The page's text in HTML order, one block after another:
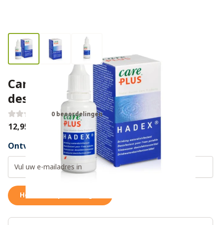
Care Plus hadex drinkwater
desinfectiemiddel
0 beoordelingen
€12,95
Ontvang een weer op voorraad notificatie
Houd me op de hoogte